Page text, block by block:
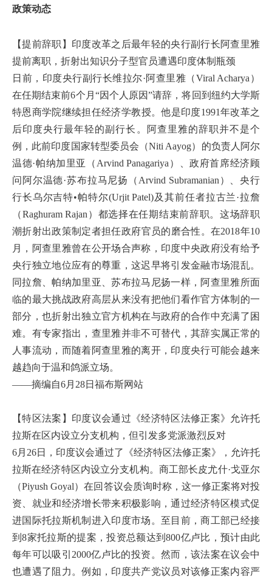
政策动态
【提前辞职】印度改革之后最年轻的央行副行长阿查里雅
提前离职，折射出知识分子型官员遭遇印度体制瓶颈
日前，印度央行副行长维拉尔·阿查里雅（Viral Acharya）
在任期结束前6个月“因个人原因”请辞，将回到纽约大学斯
特恩商学院继续担任经济学教授。他是印度1991年改革之
后印度央行最年轻的副行长。阿查里雅的辞职并不是个
例，此前印度国家转型委员会（Niti Aayog）的负责人阿尔
温德·帕纳加里亚（Arvind Panagariya）、政府首席经济顾
问阿尔温德·苏布拉马尼扬（Arvind Subramanian）、央行
行长乌尔吉特•帕特尔(Urjit Patel)及其前任者拉古兰·拉詹
（Raghuram Rajan）都选择在任期结束前辞职。这场辞职
潮折射出政策制定者担任政府官员的磨合性。在2018年10
月，阿查里雅曾在公开场合声称，印度中央政府没有给予
央行独立地位应有的尊重，这迟早将引发金融市场混乱。
同拉詹、帕纳加里亚、苏布拉马尼扬一样，阿查里雅所面
临的最大挑战政府高层从来没有把他们看作官方体制的一
部分，也折射出独立官方机构在与政府的合作中充满了困
难。有专家指出，查里雅并非不可替代，其辞实属正常的
人事流动，而随着阿查里雅的离开，印度央行可能会越来
越趋向于温和鸽派立场。
——摘编自6月28日福布斯网站
【特区法案】印度议会通过《经济特区法修正案》允许托
拉斯在区内设立分支机构，但引发多党派激烈反对
6月26日，印度议会通过了《经济特区法修正案》，允许托
拉斯在经济特区内设立分支机构。商工部长皮尤什·戈亚尔
（Piyush Goyal）在回答议会质询时称，这一修正案将对投
资、就业和经济增长带来积极影响，通过经济特区模式促
进国际托拉斯机制进入印度市场。至目前，商工部已经接
到8家托拉斯的提案，投资总额达到800亿卢比，预计由此
每年可以吸引2000亿卢比的投资。然而，该法案在议会中
也遭遇了阻力。例如，印度共产党议员对该修正案内容严